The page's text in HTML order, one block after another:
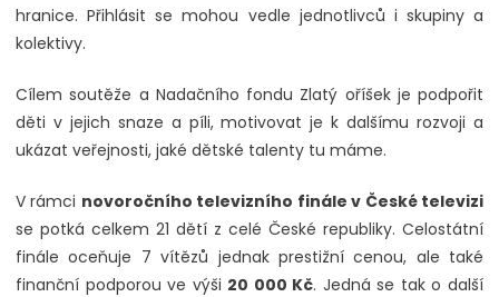
hranice. Přihlásit se mohou vedle jednotlivců i skupiny a
kolektivy.
Cílem soutěže a Nadačního fondu Zlatý oříšek je podpořit
děti v jejich snaze a píli, motivovat je k dalšímu rozvoji a
ukázat veřejnosti, jaké dětské talenty tu máme.
V rámci novoročního televizního finále v České televizi
se potká celkem 21 dětí z celé České republiky. Celostátní
finále oceňuje 7 vítězů jednak prestižní cenou, ale také
finanční podporou ve výši 20 000 Kč. Jedná se tak o další